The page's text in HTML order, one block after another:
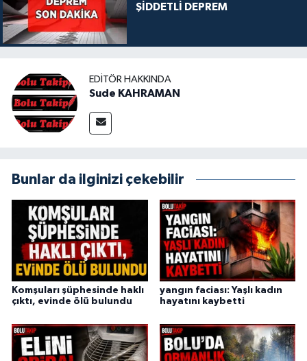
ŞİDDETLİ DEPREM
EDITÖR HAKKINDA
Sude KAHRAMAN
Bunlar da ilginizi çekebilir
Komşuları şüphesinde haklı
çıktı, evinde ölü bulundu
yangın faciası: Yaşlı kadın
hayatını kaybetti